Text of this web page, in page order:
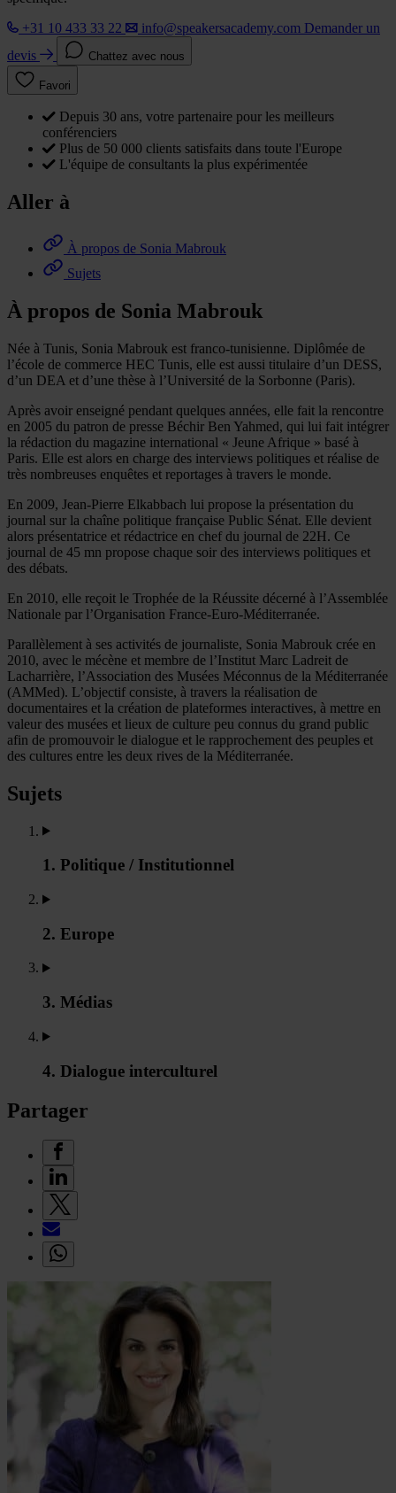
+31 10 433 33 22
info@speakersacademy.com Demander un
devis
Chattez avec nous
Favori
Depuis 30 ans, votre partenaire pour les meilleurs
conférenciers
Plus de 50 000 clients satisfaits dans toute l'Europe
L'équipe de consultants la plus expérimentée
Aller à
À propos de Sonia Mabrouk
Sujets
À propos de Sonia Mabrouk
Née à Tunis, Sonia Mabrouk est franco-tunisienne. Diplômée de
l’école de commerce HEC Tunis, elle est aussi titulaire d’un DESS,
d’un DEA et d’une thèse à l’Université de la Sorbonne (Paris).
Après avoir enseigné pendant quelques années, elle fait la rencontre
en 2005 du patron de presse Béchir Ben Yahmed, qui lui fait intégrer
la rédaction du magazine international « Jeune Afrique » basé à
Paris. Elle est alors en charge des interviews politiques et réalise de
très nombreuses enquêtes et reportages à travers le monde.
En 2009, Jean-Pierre Elkabbach lui propose la présentation du
journal sur la chaîne politique française Public Sénat. Elle devient
alors présentatrice et rédactrice en chef du journal de 22H. Ce
journal de 45 mn propose chaque soir des interviews politiques et
des débats.
En 2010, elle reçoit le Trophée de la Réussite décerné à l’Assemblée
Nationale par l’Organisation France-Euro-Méditerranée.
Parallèlement à ses activités de journaliste, Sonia Mabrouk crée en
2010, avec le mécène et membre de l’Institut Marc Ladreit de
Lacharrière, l’Association des Musées Méconnus de la Méditerranée
(AMMed). L’objectif consiste, à travers la réalisation de
documentaires et la création de plateformes interactives, à mettre en
valeur des musées et lieux de culture peu connus du grand public
afin de promouvoir le dialogue et le rapprochement des peuples et
des cultures entre les deux rives de la Méditerranée.
Sujets
1. Politique / Institutionnel
2. Europe
3. Médias
4. Dialogue interculturel
Partager